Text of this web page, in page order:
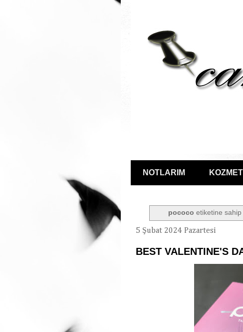
NOTLARIM
pococo etiketine sahip
5 Şubat 2024 Pazartesi
BEST VALENTINE'S